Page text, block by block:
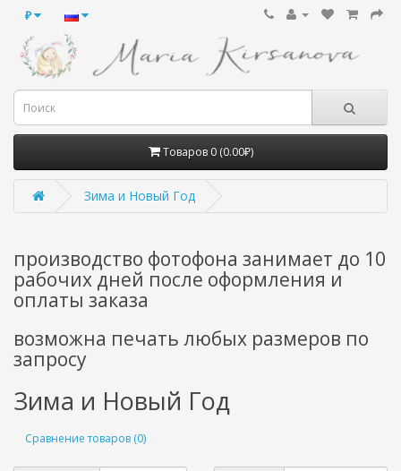
₽
Товаров 0 (0.00₽)
Зима и Новый Год
производство фотофона занимает до 10
рабочих дней после оформления и
оплаты заказа
возможна печать любых размеров по
запросу
Зима и Новый Год
Сравнение товаров (0)